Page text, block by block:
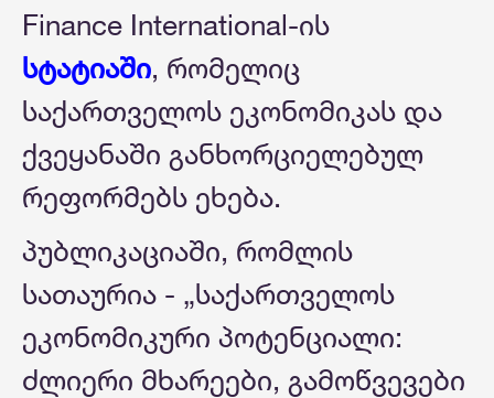
Finance International-ის
სტატიაში, რომელიც
საქართველოს ეკონომიკას და
ქვეყანაში განხორციელებულ
რეფორმებს ეხება.
პუბლიკაციაში, რომლის
სათაურია - „საქართველოს
ეკონომიკური პოტენციალი:
ძლიერი მხარეები, გამოწვევები